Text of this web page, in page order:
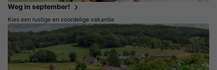
Weg in september!
Kies een rustige en voordelige vakantie